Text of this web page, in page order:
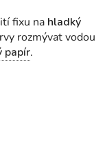
fixu na hladký
rozmývat vodou
papír.